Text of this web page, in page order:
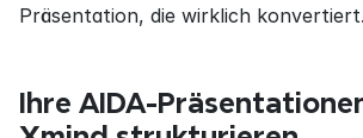
Präsentation, die wirklich konvertiert.
Ihre AIDA-